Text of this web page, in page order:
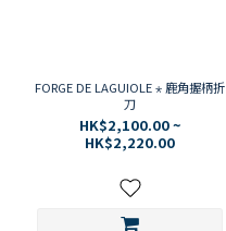
FORGE DE LAGUIOLE ⋆ 鹿角握柄折
刀
HK$2,100.00 ~
HK$2,220.00